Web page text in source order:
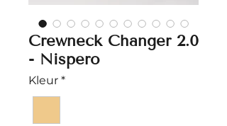
Crewneck Changer 2.0
- Nispero
Kleur *